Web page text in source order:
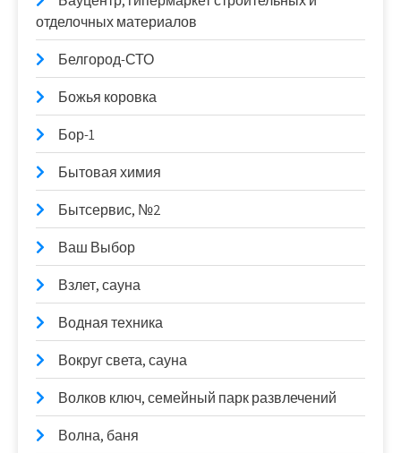
отделочных материалов
Белгород-СТО
Божья коровка
Бор-1
Бытовая химия
Бытсервис, №2
Ваш Выбор
Взлет, сауна
Водная техника
Вокруг света, сауна
Волков ключ, семейный парк развлечений
Волна, баня